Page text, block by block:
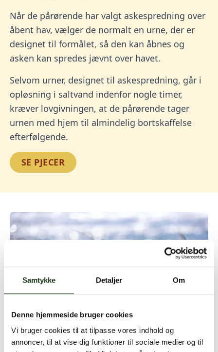
Samtykke Detaljer Om
Denne hjemmeside bruger cookies
Vi bruger cookies til at tilpasse vores indhold og
annoncer, til at vise dig funktioner til sociale medier og til
Når de pårørende har valgt askespredning over
åbent hav, vælger de normalt en urne, der er
designet til formålet, så den kan åbnes og
asken kan spredes jævnt over havet.
Selvom urner, designet til askespredning, går i
opløsning i saltvand indenfor nogle timer,
kræver lovgivningen, at de pårørende tager
urnen med hjem til almindelig bortskaffelse
efterfølgende.
SE PJECER